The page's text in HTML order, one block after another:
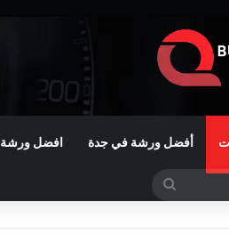
أفضل ورشة في جدة افضل